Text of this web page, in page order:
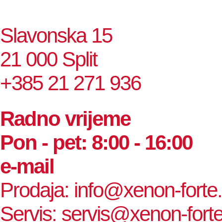
Slavonska 15
21 000 Split
+385 21 271 936
Radno vrijeme
Pon - pet: 8:00 - 16:00
e-mail
Prodaja: info@xenon-
Servis: servis@xenon-